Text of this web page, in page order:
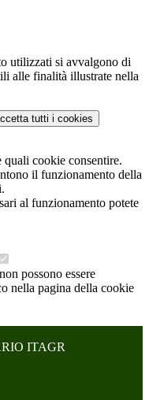
utilizzati si avvalgono di
alle finalità illustrate nella
tutti i cookies
quali cookie consentire.
il funzionamento della
al funzionamento potete
possono essere
nella pagina della cookie
ITAGR